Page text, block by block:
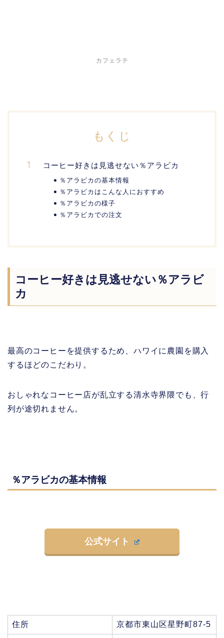
カフェラテ
もくじ
コーヒー好きは見逃せない％アラビカ
％アラビカの基本情報
％アラビカはこんな人におすすめ
％アラビカの様子
％アラビカでの注文
コーヒー好きは見逃せない％アラビ
カ
最高のコーヒーを提供するため、ハワイに農園を購入
するほどのこだわり。
おしゃれなコーヒー店が乱立する清水寺界隈でも、行
列が途切れません。
％アラビカの基本情報
公式サイト
住所 京都市東山区星野町87-5